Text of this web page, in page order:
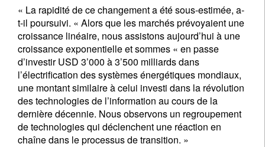
« La rapidité de ce changement a été sous-estimée, a-
t-il poursuivi. « Alors que les marchés prévoyaient une
croissance linéaire, nous assistons aujourd’hui à une
croissance exponentielle et sommes « en passe
d’investir USD 3’000 à 3’500 milliards dans
l’électrification des systèmes énergétiques mondiaux,
une montant similaire à celui investi dans la révolution
des technologies de l’information au cours de la
dernière décennie. Nous observons un regroupement
de technologies qui déclenchent une réaction en
chaîne dans le processus de transition. »